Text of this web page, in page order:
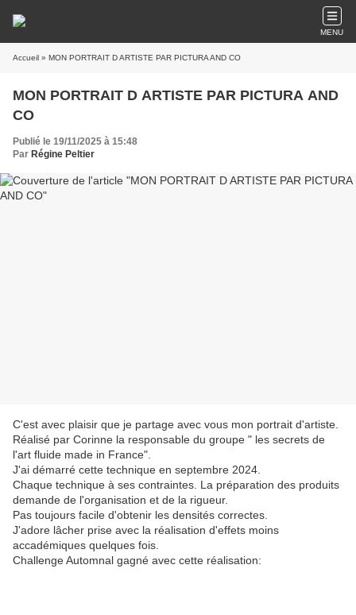
MENU
Accueil » MON PORTRAIT D ARTISTE PAR PICTURA AND CO
MON PORTRAIT D ARTISTE PAR PICTURA AND
CO
Publié le 19/11/2025 à 15:48
Par Régine Peltier
C'est avec plaisir que je partage avec vous mon portrait d'artiste.
Réalisé par Corinne la responsable du groupe " les secrets de
l'art fluide made in France".
J'ai démarré cette technique en septembre 2024.
Chaque technique à ses contraintes. La préparation des produits
demande de l'organisation et de la rigueur.
Pas toujours facile d'obtenir les densités correctes.
J'adore lâcher prise avec la réalisation d'effets moins
accadémiques quelques fois.
Challenge Automnal gagné avec cette réalisation: